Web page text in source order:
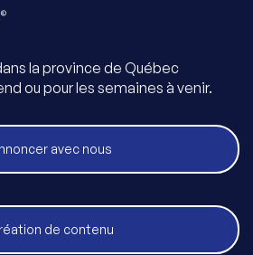
la province de Québec
ou pour les semaines à venir.
avec nous
de contenu